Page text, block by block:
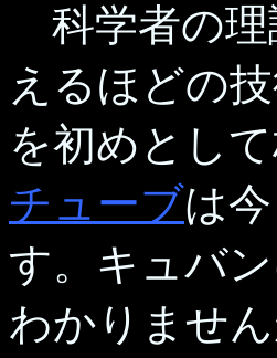
科学者の理
えるほどの
を初めとし
チューブは
す。キュバ
わかりませ